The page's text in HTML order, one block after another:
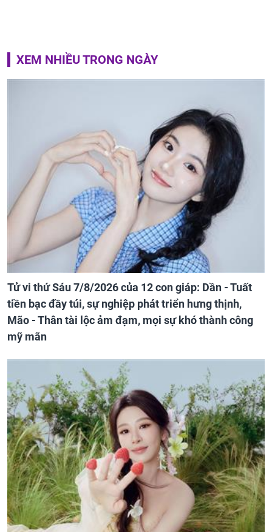
XEM NHIỀU TRONG NGÀY
Tử vi thứ Sáu 7/8/2026 của 12 con giáp: Dần - Tuất
tiền bạc đầy túi, sự nghiệp phát triển hưng thịnh,
Mão - Thân tài lộc ảm đạm, mọi sự khó thành công
mỹ mãn